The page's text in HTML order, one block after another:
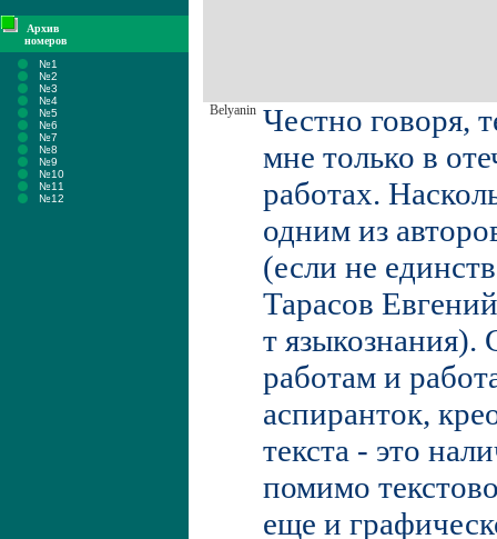
Архив
номеров
№1
№2
№3
№4
№5
№6
№7
№8
№9
№10
№11
№12
Belyanin Честно говоря,
мне только в
работах.
одним из
(если не
Тарасов
т языкознания).
работам и
аспиранток,
текста - это
помимо
еще и